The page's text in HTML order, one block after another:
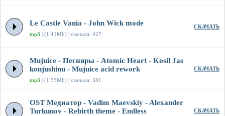
Le Castle Vania - John Wick mode
mp3 | (1.41Mb) | скачали: 427
СКАЧАТЬ
Mujuice - Песняры - Atomic Heart - Kosil Jas
konjushinu - Mujuice acid rework
mp3 | (1.55Mb) | скачали: 381
СКАЧАТЬ
OST Медиатор - Vadim Maevskiy - Alexander
Turkunov - Rebirth theme - Endless
СКАЧАТЬ